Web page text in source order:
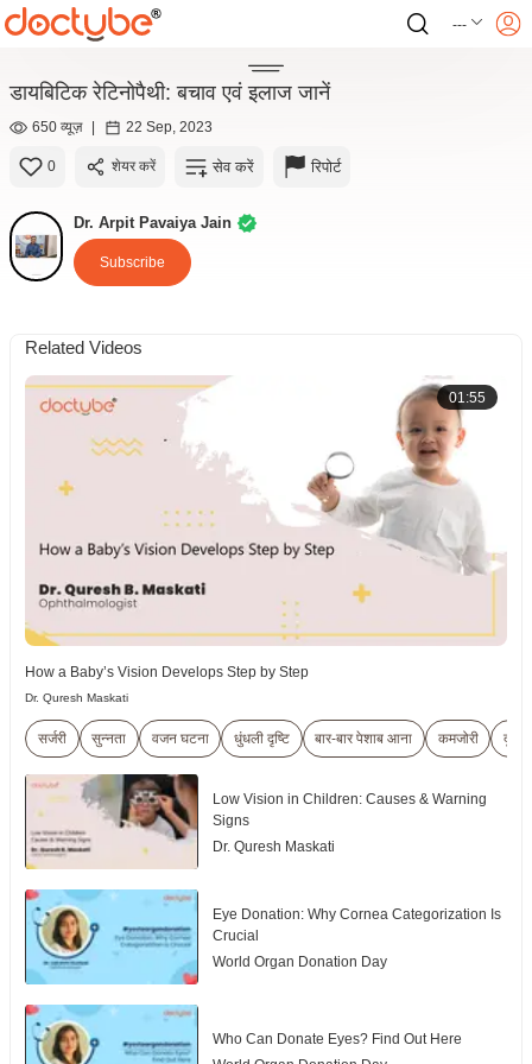
---
डायबिटिक रेटिनोपैथी: बचाव एवं इलाज जानें
650 व्यूज़ | 22 Sep, 2023
0 शेयर करें सेव करें रिपोर्ट
Dr. Arpit Pavaiya Jain
Subscribe
Related Videos
01:55
How a Baby’s Vision Develops Step by Step
Dr. Quresh Maskati
सर्जरी सुन्नता वजन घटना धुंधली दृष्टि बार-बार पेशाब आना कमजोरी
Low Vision in Children: Causes & Warning
Signs
Dr. Quresh Maskati
Eye Donation: Why Cornea Categorization Is
Crucial
World Organ Donation Day
Who Can Donate Eyes? Find Out Here